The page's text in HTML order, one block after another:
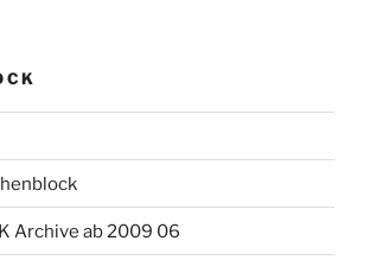
Archive ab 2009 06